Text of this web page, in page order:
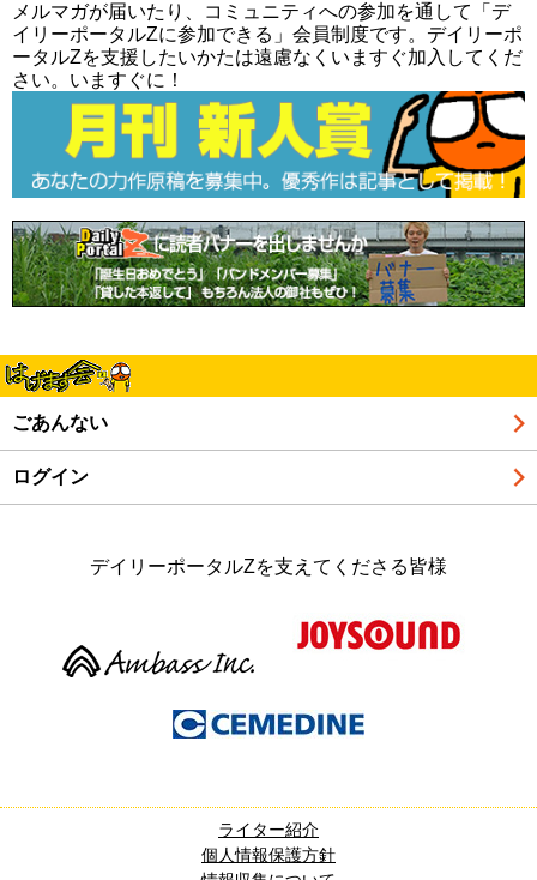
メルマガが届いたり、コミュニティへの参加を通して「デ
イリーポータルZに参加できる」会員制度です。デイリーポ
ータルZを支援したいかたは遠慮なくいますぐ加入してくだ
さい。いますぐに！
ごあんない
ログイン
デイリーポータルZを支えてくださる皆様
ライター紹介
個人情報保護方針